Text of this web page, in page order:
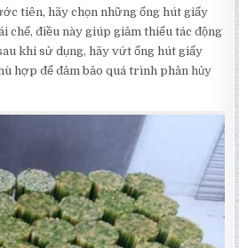
tiên, hãy chọn những ống hút giấy
chế, điều này giúp giảm thiểu tác động
khi sử dụng, hãy vứt ống hút giấy
hợp để đảm bảo quá trình phân hủy